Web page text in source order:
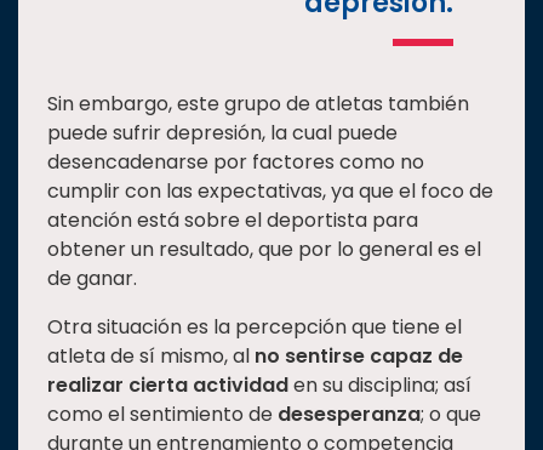
Sin embargo, este grupo de atletas también
puede sufrir depresión, la cual puede
desencadenarse por factores como no
cumplir con las expectativas, ya que el foco de
atención está sobre el deportista para
obtener un resultado, que por lo general es el
de ganar.
Otra situación es la percepción que tiene el
atleta de sí mismo, al no sentirse capaz de
realizar cierta actividaden su disciplina; así
como el sentimiento de desesperanza; o que
durante un entrenamiento o competencia